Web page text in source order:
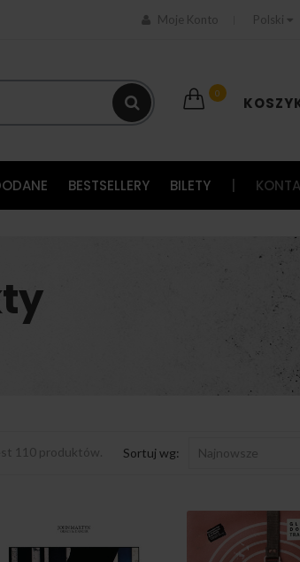
Moje Konto Polski
0
BESTSELLERY BILETY
110 produktów. Sortuj wg: Najnowsze